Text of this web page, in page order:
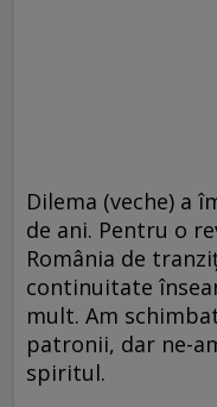
Dilema (veche) a
de ani. Pentru o
România de
continuitate
mult. Am
patronii, dar ne-
spiritul.